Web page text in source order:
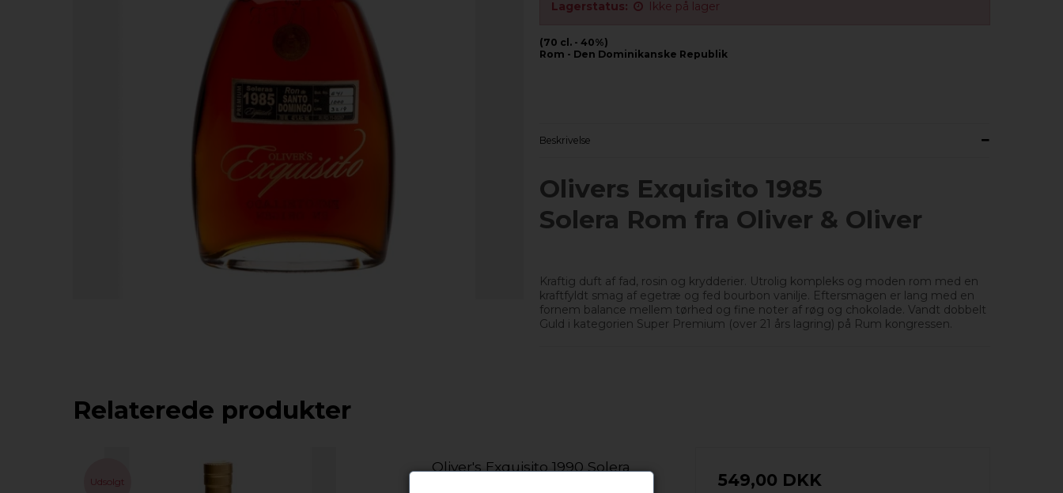
Lagerstatus: Ikke på lager
(70 cl. - 40%)
Rom - Den Dominikanske Republik
Beskrivelse
Olivers Exquisito 1985
Solera Rom fra Oliver & Oliver
Kraftig duft af fad, rosin og krydderier. Utrolig kompleks og moden rom med en
kraftfyldt smag af egetræ og fed bourbon vanilje. Eftersmagen er lang med en
fornem balance mellem tørhed og fine noter af røg og chokolade. Vandt dobbelt
Guld i kategorien Super Premium (over 21 års lagring) på Rum kongressen.
Relaterede produkter
Udsolgt
Oliver's Exquisito 1990 Solera
549,00 DKK